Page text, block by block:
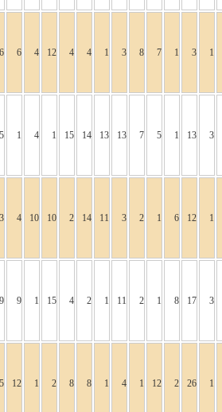
6 6 4 12 4 4 1 3 8 7 1 3 1
5 1 4 1 15 14 13 13 7 5 1 13 3
3 4 10 10 2 14 11 3 2 1 6 12 1
9 9 1 15 4 2 1 11 2 1 8 17 3
5 12 1 2 8 8 1 4 1 12 2 26 1